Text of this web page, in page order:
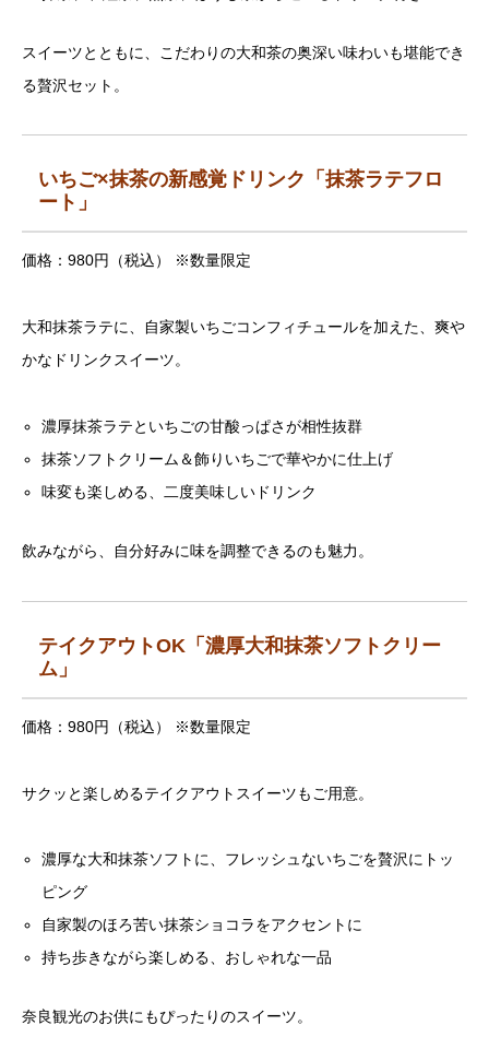
スイーツとともに、こだわりの大和茶の奥深い味わいも堪能でき
る贅沢セット。
いちご×抹茶の新感覚ドリンク「抹茶ラテフロ
ート」
価格：980円（税込） ※数量限定
大和抹茶ラテに、自家製いちごコンフィチュールを加えた、爽や
かなドリンクスイーツ。
濃厚抹茶ラテといちごの甘酸っぱさが相性抜群
抹茶ソフトクリーム＆飾りいちごで華やかに仕上げ
味変も楽しめる、二度美味しいドリンク
飲みながら、自分好みに味を調整できるのも魅力。
テイクアウトOK「濃厚大和抹茶ソフトクリー
ム」
価格：980円（税込） ※数量限定
サクッと楽しめるテイクアウトスイーツもご用意。
濃厚な大和抹茶ソフトに、フレッシュないちごを贅沢にトッ
ピング
自家製のほろ苦い抹茶ショコラをアクセントに
持ち歩きながら楽しめる、おしゃれな一品
奈良観光のお供にもぴったりのスイーツ。